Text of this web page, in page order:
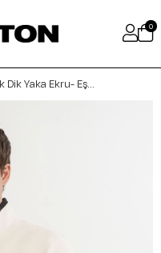
0
Maraton Relax-fit Erkek Dik Yaka Ekru- Eşofman Üstü